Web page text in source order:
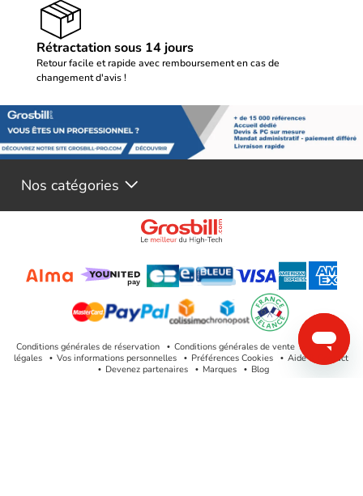
Rétractation sous 14 jours
Retour facile et rapide avec remboursement en cas de
changement d'avis !
Nos catégories
Conditions générales de réservation Conditions générales de vente
Mentions
légales
Vos informations personnelles Préférences Cookies
Aide & Contact
Devenez partenaires
Marques Blog